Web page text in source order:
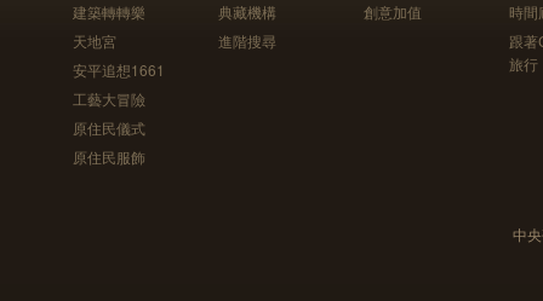
建築轉轉樂
天地宮
安平追想1661
工藝大冒險
原住民儀式
原住民服飾
典藏機構
進階搜尋
創意加值
時間
跟
旅行
中